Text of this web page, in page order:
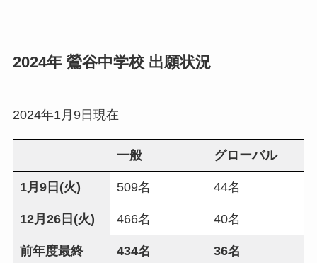
2024年 鶯谷中学校 出願状況
2024年1月9日現在
一般 グローバル
1月9日(火) 509名 44名
12月26日(火) 466名 40名
前年度最終 434名 36名